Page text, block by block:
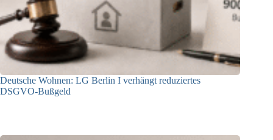
Deutsche Wohnen: LG Berlin I verhängt reduziertes
DSGVO-Bußgeld